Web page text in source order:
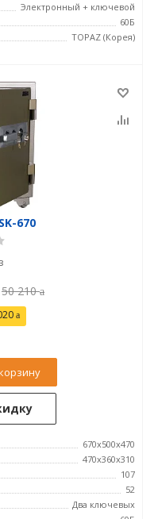
Электронный + ключевой
60Б
TOPAZ (Корея)
670
50 210
670x500x470
470x360x310
107
52
Два ключевых